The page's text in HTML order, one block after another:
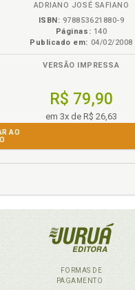
ADRIANO JOSÉ SAFIANO
ISBN: 978853621880-9
Páginas: 140
Publicado em: 04/02/2008
VERSÃO IMPRESSA
R$ 79,90
em 3x de R$ 26,63
AO
FORMAS DE
PAGAMENTO